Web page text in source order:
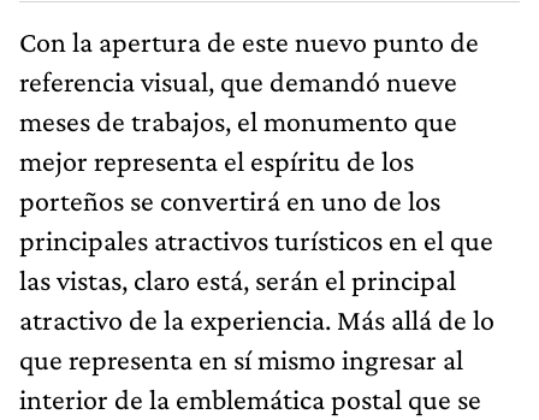
Con la apertura de este nuevo punto de
referencia visual, que demandó nueve
meses de trabajos, el monumento que
mejor representa el espíritu de los
porteños se convertirá en uno de los
principales atractivos turísticos en el que
las vistas, claro está, serán el principal
atractivo de la experiencia. Más allá de lo
que representa en sí mismo ingresar al
interior de la emblemática postal que se